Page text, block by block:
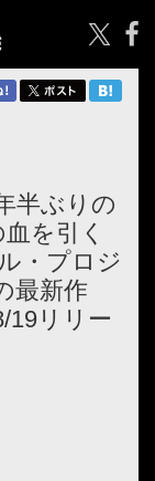
半ぶりの
を引く
・プロジ
最新作
19リリー